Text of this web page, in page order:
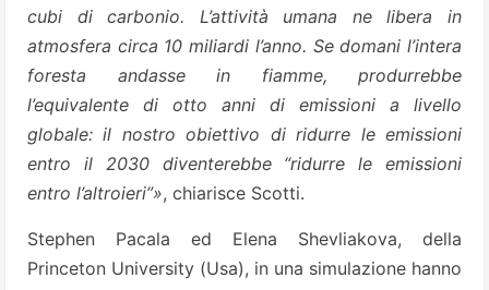
cubi di carbonio. L’attività umana ne libera in
atmosfera circa 10 miliardi l’anno. Se domani l’intera
foresta andasse in fiamme, produrrebbe
l’equivalente di otto anni di emissioni a livello
globale: il nostro obiettivo di ridurre le emissioni
entro il 2030 diventerebbe “ridurre le emissioni
entro l’altroieri”», chiarisce Scotti.
Stephen Pacala ed Elena Shevliakova, della
Princeton University (Usa), in una simulazione hanno